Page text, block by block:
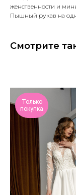
женственности и
Пышный рукав на
Смотрите
Только
покупка